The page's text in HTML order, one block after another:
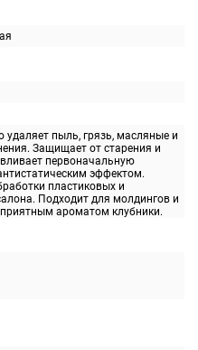
удаляет пыль, грязь, масляные и
Защищает от старения и
первоначальную
эффектом.
пластиковых и
Подходит для молдингов и
ароматом клубники.